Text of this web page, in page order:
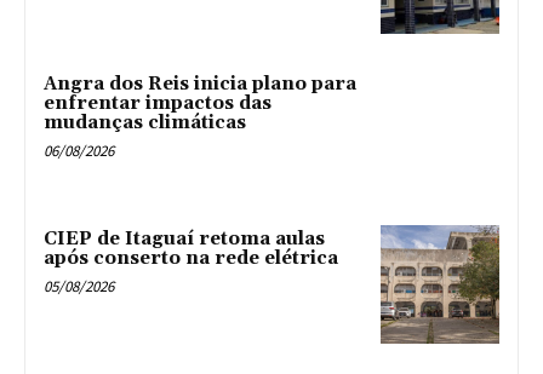
Angra dos Reis inicia plano para
enfrentar impactos das
mudanças climáticas
06/08/2026
CIEP de Itaguaí retoma aulas
após conserto na rede elétrica
05/08/2026